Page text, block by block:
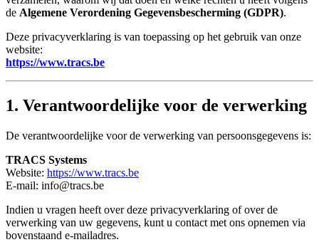
de Algemene Verordening Gegevensbescherming (GDPR).
Deze privacyverklaring is van toepassing op het gebruik van onze
website:
https://www.tracs.be
1. Verantwoordelijke voor de verwerking
De verantwoordelijke voor de verwerking van persoonsgegevens is:
TRACS Systems
Website: https://www.tracs.be
E-mail: info@tracs.be
Indien u vragen heeft over deze privacyverklaring of over de
verwerking van uw gegevens, kunt u contact met ons opnemen via
bovenstaand e-mailadres.